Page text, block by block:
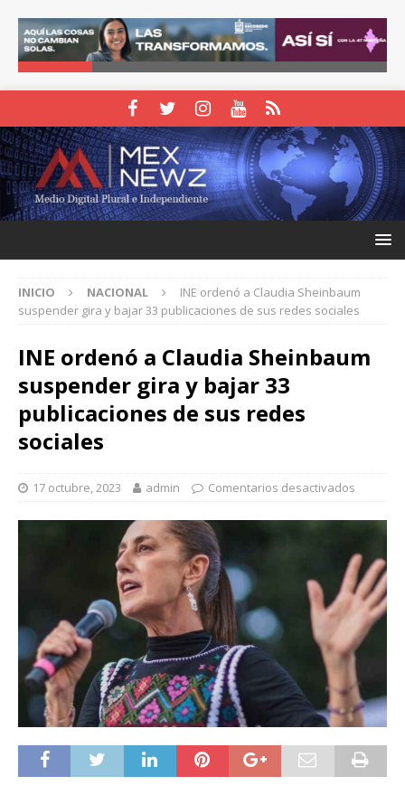
INICIO NACIONAL
INE ordenó a Claudia Sheinbaum
suspender gira y bajar 33 publicaciones de sus redes sociales
INE ordenó a Claudia Sheinbaum
suspender gira y bajar 33
publicaciones de sus redes
sociales
17 octubre, 2023 admin Comentarios desactivados